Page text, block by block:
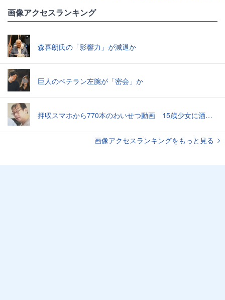
画像アクセスランキング
森喜朗氏の「影響力」が減退か
巨人のベテラン左腕が「密会」か
押収スマホから770本のわいせつ動画 15歳少女に酒と薬飲ませ性的暴行か 54歳男を再逮捕 「薬もありますよ」とSNSで誘い出し
画像アクセスランキングをもっと見る